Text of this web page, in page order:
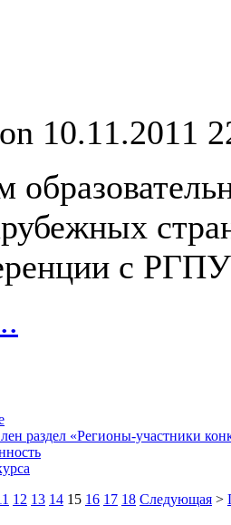
10.11.2011
с
раздел «Регионы-участники
12 13 14 15 16 17 18 Следующая >